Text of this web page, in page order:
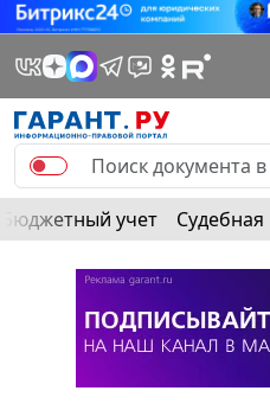
Бюджетный учет Судебная